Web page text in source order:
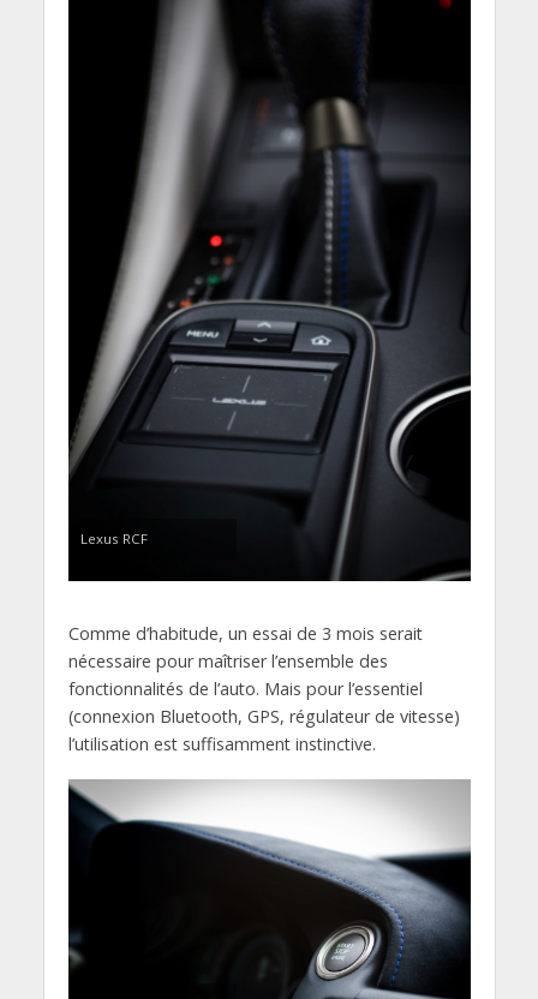
Lexus RCF
Comme d’habitude, un essai de 3 mois serait
nécessaire pour maîtriser l’ensemble des
fonctionnalités de l’auto. Mais pour l’essentiel
(connexion Bluetooth, GPS, régulateur de vitesse)
l’utilisation est suffisamment instinctive.